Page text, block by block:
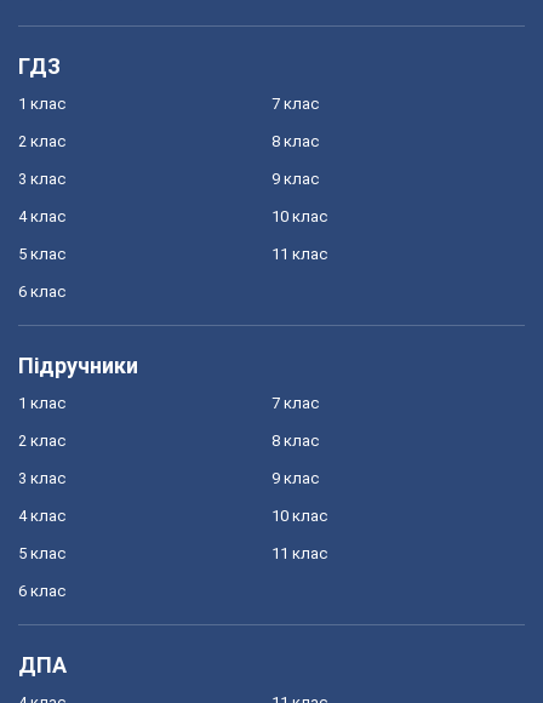
ГДЗ
1 клас
2 клас
3 клас
4 клас
5 клас
6 клас
7 клас
8 клас
9 клас
10 клас
11 клас
Підручники
1 клас
2 клас
3 клас
4 клас
5 клас
6 клас
7 клас
8 клас
9 клас
10 клас
11 клас
ДПА